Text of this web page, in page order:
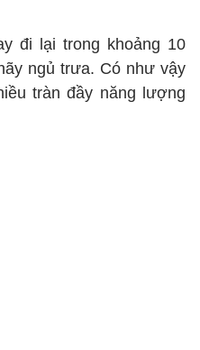
đi lại trong khoảng 10
ngủ trưa. Có như vậy
tràn đầy năng lượng